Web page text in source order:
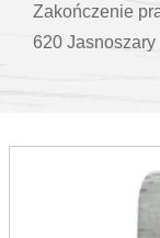
Zakończenie
620 Jasnoszary